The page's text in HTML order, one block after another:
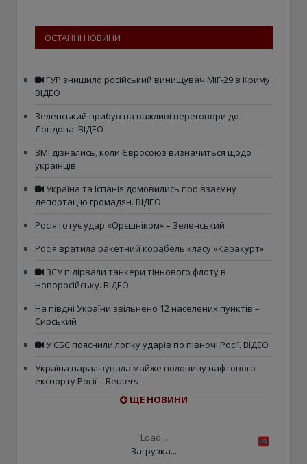
ОСТАННІ НОВИНИ
ГУР знищило російський винищувач МіГ-29 в Криму.
ВІДЕО
Зеленський прибув на важливі переговори до
Лондона. ВІДЕО
ЗМІ дізнались, коли Євросоюз визначиться щодо
українців
Україна та Іспанія домовились про взаємну
депортацію громадян. ВІДЕО
Росія готує удар «Орєшніком» – Зеленський
Росія вратила ракетний корабель класу «Каракурт»
ЗСУ підірвали танкери тіньового флоту в
Новоросійську. ВІДЕО
На півдні України звільнено 12 населених пунктів –
Сирський
У СБС пояснили логіку ударів по півночі Росії. ВІДЕО
Україна паралізувала майже половину нафтового
експорту Росії – Reuters
ЩЕ НОВИНИ
Load...
Загрузка...